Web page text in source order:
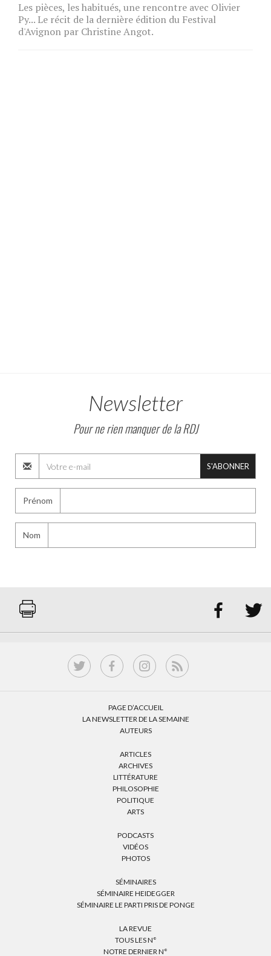
Les pièces, les habitués, une rencontre avec Olivier
Py... Le récit de la dernière édition du Festival
d'Avignon par Christine Angot.
Newsletter
Pour ne rien manquer de la RDJ
S'ABONNER
Prénom
Nom
 
PAGE D’ACCUEIL
LA NEWSLETTER DE LA SEMAINE
AUTEURS
ARTICLES
ARCHIVES
LITTÉRATURE
PHILOSOPHIE
POLITIQUE
ARTS
PODCASTS
VIDÉOS
PHOTOS
SÉMINAIRES
SÉMINAIRE HEIDEGGER
SÉMINAIRE LE PARTI PRIS DE PONGE
LA REVUE
TOUS LES N°
NOTRE DERNIER N°